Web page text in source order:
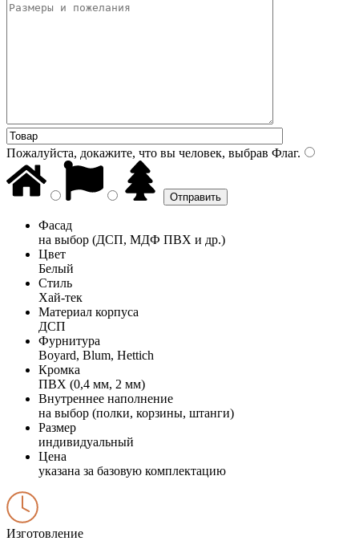
Пожалуйста, докажите, что вы человек, выбрав Флаг.
Фасад
на выбор (ДСП, МДФ ПВХ и др.)
Цвет
Белый
Стиль
Хай-тек
Материал корпуса
ДСП
Фурнитура
Boyard, Blum, Hettich
Кромка
ПВХ (0,4 мм, 2 мм)
Внутреннее наполнение
на выбор (полки, корзины, штанги)
Размер
индивидуальный
Цена
указана за базовую комплектацию
Изготовление